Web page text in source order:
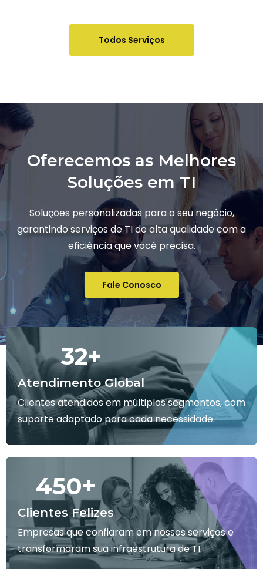
Todos Serviços
Oferecemos as Melhores
Soluções em TI
Soluções personalizadas para o seu negócio,
garantindo serviços de TI de alta qualidade com a
eficiência que você precisa.
Fale Conosco
Atendimento Global
32+
Clientes atendidos em múltiplos segmentos, com
suporte adaptado para cada necessidade.
Clientes Felizes
450+
Empresas que confiaram em nossos serviços e
transformaram sua infraestrutura de TI.